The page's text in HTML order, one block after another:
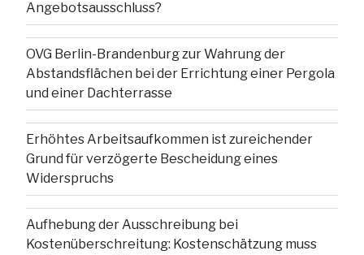
Angebotsausschluss?
OVG Berlin-Brandenburg zur Wahrung der
Abstandsflächen bei der Errichtung einer Pergola
und einer Dachterrasse
Erhöhtes Arbeitsaufkommen ist zureichender
Grund für verzögerte Bescheidung eines
Widerspruchs
Aufhebung der Ausschreibung bei
Kostenüberschreitung: Kostenschätzung muss